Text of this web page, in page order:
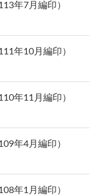
年7月編印）
年10月編印）
年11月編印）
年4月編印）
年1月編印）